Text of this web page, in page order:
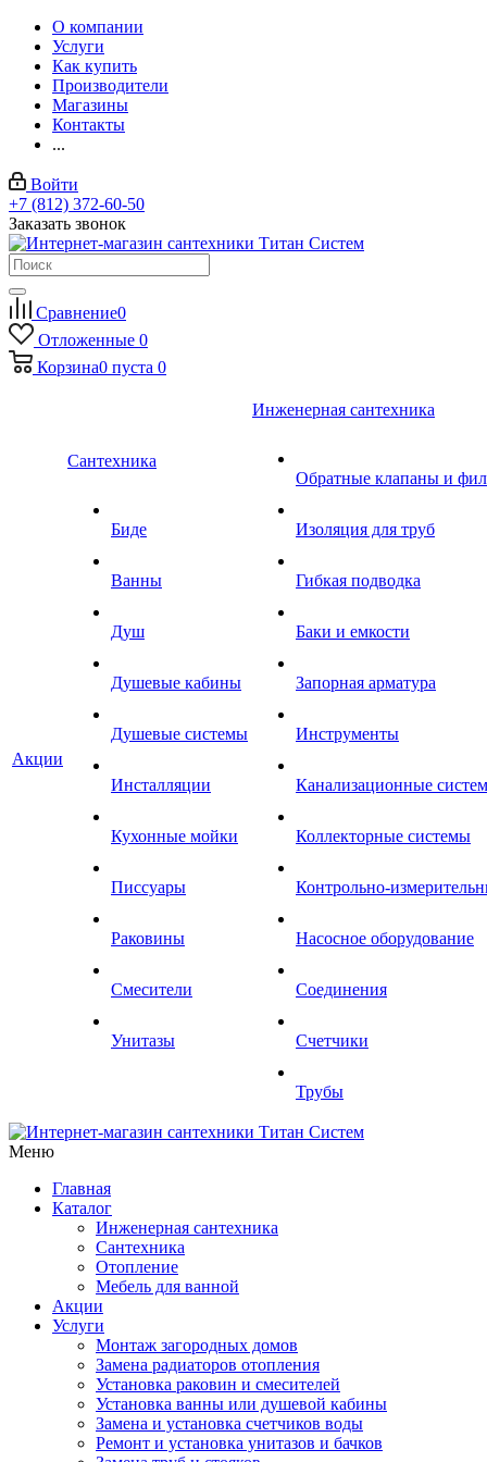
О компании
Услуги
Как купить
Производители
Магазины
Контакты
...
Войти
+7 (812) 372-60-50
Заказать звонок
Сравнение0
Отложенные 0
Корзина0 пуста 0
Акции
Сантехника
Биде
Ванны
Душ
Душевые кабины
Душевые системы
Инсталляции
Кухонные мойки
Писсуары
Раковины
Смесители
Унитазы
Инженерная сантехника
Обратные клапаны и
Изоляция для труб
Гибкая подводка
Баки и емкости
Запорная арматура
Инструменты
Канализационные
Коллекторные системы
Контрольно-
Насосное оборудование
Соединения
Счетчики
Трубы
Меню
Главная
Каталог
Инженерная сантехника
Сантехника
Отопление
Мебель для ванной
Акции
Услуги
Монтаж загородных домов
Замена радиаторов отопления
Установка раковин и смесителей
Установка ванны или душевой кабины
Замена и установка счетчиков воды
Ремонт и установка унитазов и бачков